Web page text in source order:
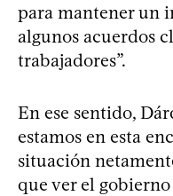
para mantener un
algunos acuerdos
trabajadores”.
En ese sentido,
estamos en esta
situación
que ver el